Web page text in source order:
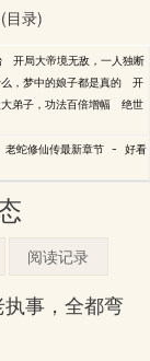
(目录)
开局大帝境无敌，一人独断
，梦中的娘子都是真的
开
弟子，功法百倍增幅
绝世
老蛇修仙传最新章节 - 好看
阅读记录
事，全都弯